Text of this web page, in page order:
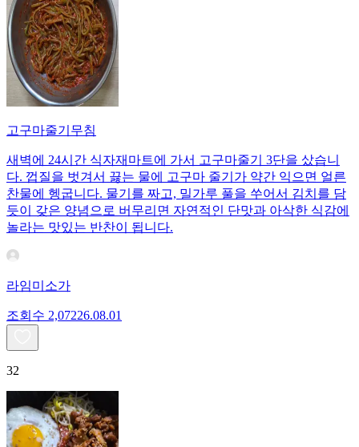
고구마줄기무침
새벽에 24시간 식자재마트에 가서 고구마줄기 3단을 샀습니
다. 껍질을 벗겨서 끓는 물에 고구마 줄기가 약간 익으면 얼른
찬물에 헹굽니다. 물기를 짜고, 밀가루 풀을 쑤어서 김치를 담
듯이 갖은 양념으로 버무리면 자연적인 단맛과 아삭한 식감에
놀라는 맛있는 반찬이 됩니다.
라임미소가
조회수 2,07226.08.01
32